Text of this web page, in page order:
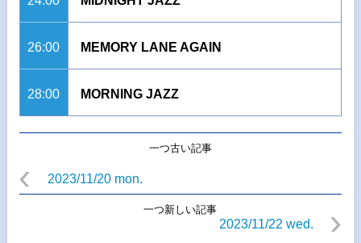
26:00 MEMORY LANE AGAIN
28:00 MORNING JAZZ
一つ古い記事
2023/11/20 mon.
一つ新しい記事
2023/11/22 wed.